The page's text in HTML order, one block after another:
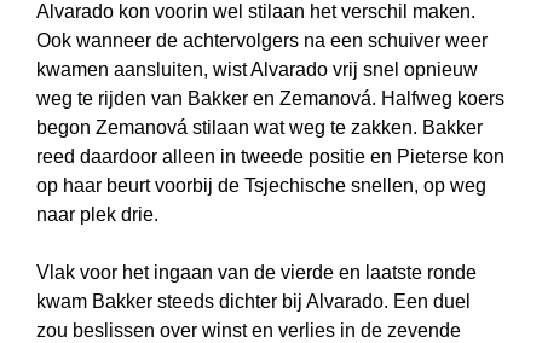
Alvarado kon voorin wel stilaan het verschil maken.
Ook wanneer de achtervolgers na een schuiver weer
kwamen aansluiten, wist Alvarado vrij snel opnieuw
weg te rijden van Bakker en Zemanová. Halfweg koers
begon Zemanová stilaan wat weg te zakken. Bakker
reed daardoor alleen in tweede positie en Pieterse kon
op haar beurt voorbij de Tsjechische snellen, op weg
naar plek drie.
Vlak voor het ingaan van de vierde en laatste ronde
kwam Bakker steeds dichter bij Alvarado. Een duel
zou beslissen over winst en verlies in de zevende